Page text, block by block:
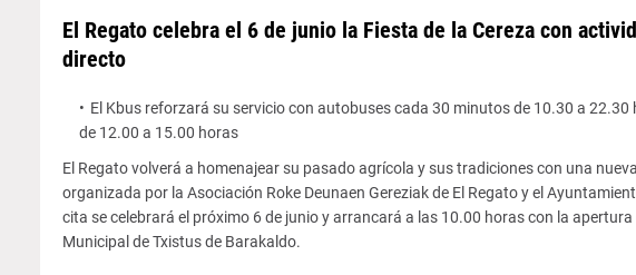
El Regato celebra el 6 de junio la Fiesta de la Cereza con
directo
El Kbus reforzará su servicio con autobuses cada 30 minutos de 10.30 a
de 12.00 a 15.00 horas
El Regato volverá a homenajear su pasado agrícola y sus tradiciones con una
organizada por la Asociación Roke Deunaen Gereziak de El Regato y el
cita se celebrará el próximo 6 de junio y arrancará a las 10.00 horas con la
Municipal de Txistus de Barakaldo.